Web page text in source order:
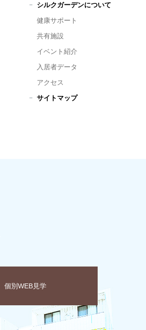
シルクガーデンについて
健康サポート
共有施設
イベント紹介
入居者データ
アクセス
サイトマップ
個別WEB見学